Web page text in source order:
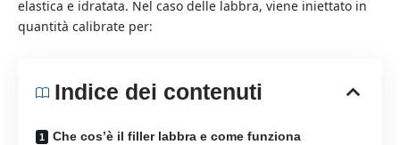
elastica e idratata. Nel caso delle labbra, viene iniettato in
quantità calibrate per:
Indice dei contenuti
Che cos’è il filler labbra e come funziona